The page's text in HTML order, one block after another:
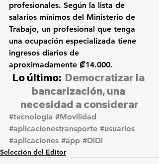
profesionales. Según la lista de
salarios mínimos del Ministerio de
Trabajo, un profesional que tenga
una ocupación especializada tiene
ingresos diarios de
aproximadamente ₡14.000.
Lo último: Democratizar la
bancarización, una
necesidad a considerar
#tecnología #Movilidad
#aplicacionestransporte #usuarios
#aplicaciones #app #DiDi
Selección del Editor